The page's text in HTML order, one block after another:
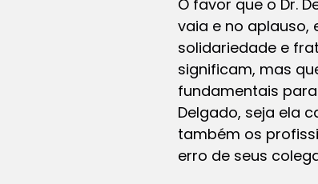
O favor que o Dr.
vaia e no aplauso,
solidariedade e
significam, mas
fundamentais
Delgado, seja ela
também os
erro de seus